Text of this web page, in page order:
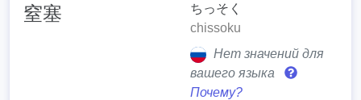
窒塞
ちっそく
chissoku
Нет значений для
вашего языка
Почему?